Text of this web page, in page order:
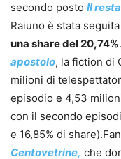
secondo posto Il
Raiuno è stata
una share del 20,74%
apostolo, la fiction di
milioni di
episodio e 4,53
con il secondo
e 16,85% di share).
Centovetrine, che